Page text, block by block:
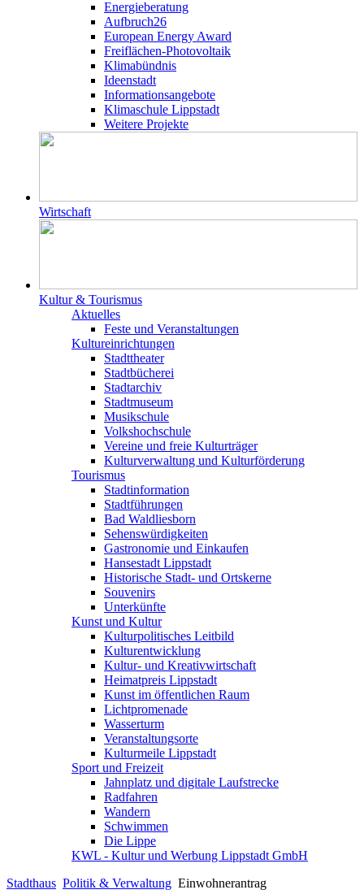
Energieberatung
Aufbruch26
European Energy Award
Freiflächen-Photovoltaik
Klimabündnis
Ideenstadt
Informationsangebote
Klimaschule Lippstadt
Weitere Projekte
Wirtschaft
Kultur & Tourismus
Aktuelles
Feste und Veranstaltungen
Kultureinrichtungen
Stadttheater
Stadtbücherei
Stadtarchiv
Stadtmuseum
Musikschule
Volkshochschule
Vereine und freie Kulturträger
Kulturverwaltung und Kulturförderung
Tourismus
Stadtinformation
Stadtführungen
Bad Waldliesborn
Sehenswürdigkeiten
Gastronomie und Einkaufen
Hansestadt Lippstadt
Historische Stadt- und Ortskerne
Souvenirs
Unterkünfte
Kunst und Kultur
Kulturpolitisches Leitbild
Kulturentwicklung
Kultur- und Kreativwirtschaft
Heimatpreis Lippstadt
Kunst im öffentlichen Raum
Lichtpromenade
Wasserturm
Veranstaltungsorte
Kulturmeile Lippstadt
Sport und Freizeit
Jahnplatz und digitale Laufstrecke
Radfahren
Wandern
Schwimmen
Die Lippe
KWL - Kultur und Werbung Lippstadt GmbH
Stadthaus Politik & Verwaltung Einwohnerantrag